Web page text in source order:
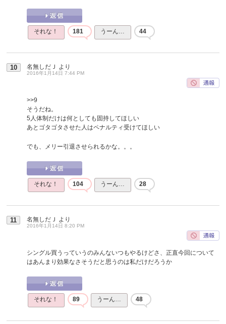
それな！ 181 うーん… 44
10 名無しだＪ より
2016年1月14日 7:44 PM
>>9
そうだね。
5人体制だけは何としても固持してほしい
あとゴタゴタさせた人はペナルティ受けてほしい
でも、メリー引退させられるかな。。。
それな！ 104 うーん… 28
11 名無しだＪ より
2016年1月14日 8:20 PM
シングル買うっていうのみんないつもやるけどさ、正直今回について
はあんまり効果なさそうだと思うのは私だけだろうか
それな！ 89 うーん… 48